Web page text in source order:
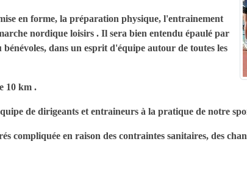
en forme, la préparation physique, l'entrainement
nordique loisirs . Il sera bien entendu épaulé par
bénévoles, dans un esprit d'équipe autour de toutes les
10 km .
de dirigeants et entraineurs à la pratique de notre
en raison des contraintes sanitaires, des